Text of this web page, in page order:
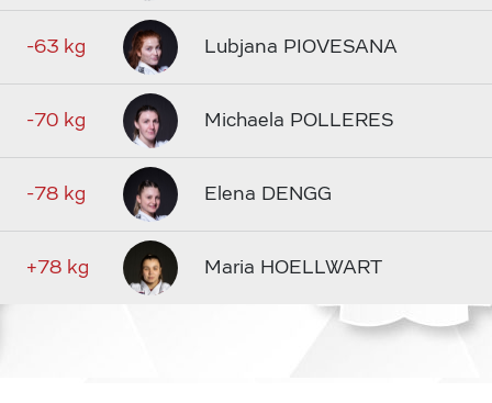
-63 kg Lubjana PIOVESANA
-70 kg Michaela POLLERES
-78 kg Elena DENGG
+78 kg Maria HOELLWART